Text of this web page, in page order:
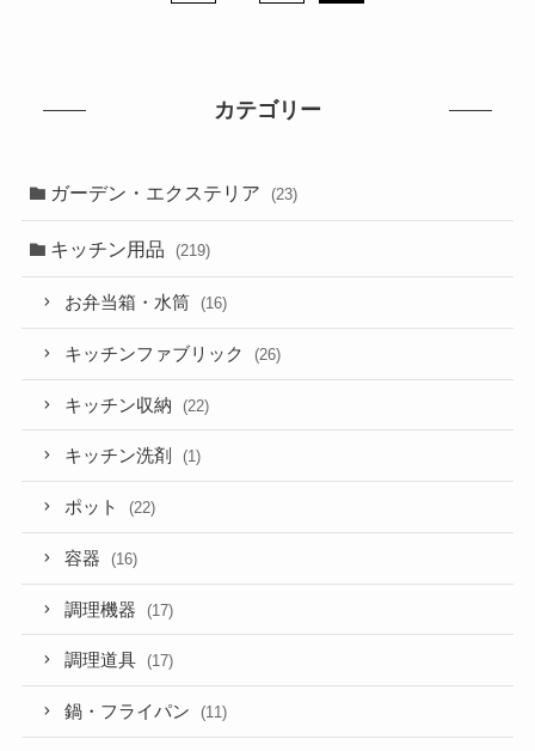
カテゴリー
ガーデン・エクステリア (23)
キッチン用品 (219)
お弁当箱・水筒 (16)
キッチンファブリック (26)
キッチン収納 (22)
キッチン洗剤 (1)
ポット (22)
容器 (16)
調理機器 (17)
調理道具 (17)
鍋・フライパン (11)